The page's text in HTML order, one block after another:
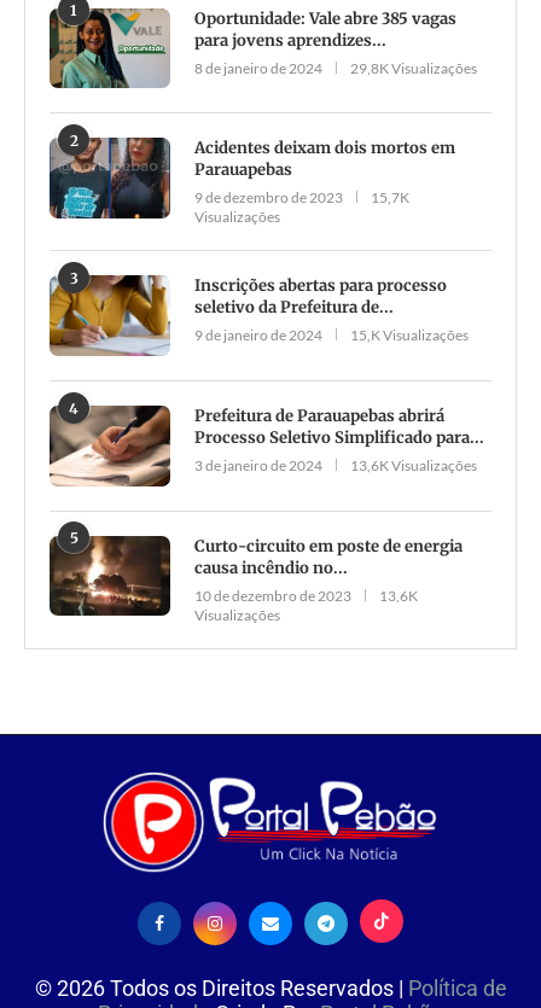
1
Oportunidade: Vale abre 385 vagas
para jovens aprendizes...
8 de janeiro de 2024 29,8K Visualizações
2
Acidentes deixam dois mortos em
Parauapebas
9 de dezembro de 2023
15,7K
Visualizações
3
Inscrições abertas para processo
seletivo da Prefeitura de...
9 de janeiro de 2024 15,K Visualizações
4
Prefeitura de Parauapebas abrirá
Processo Seletivo Simplificado para...
3 de janeiro de 2024 13,6K Visualizações
5
Curto-circuito em poste de energia
causa incêndio no...
10 de dezembro de 2023
13,6K
Visualizações
©2026Todos os Direitos Reservados | Política de